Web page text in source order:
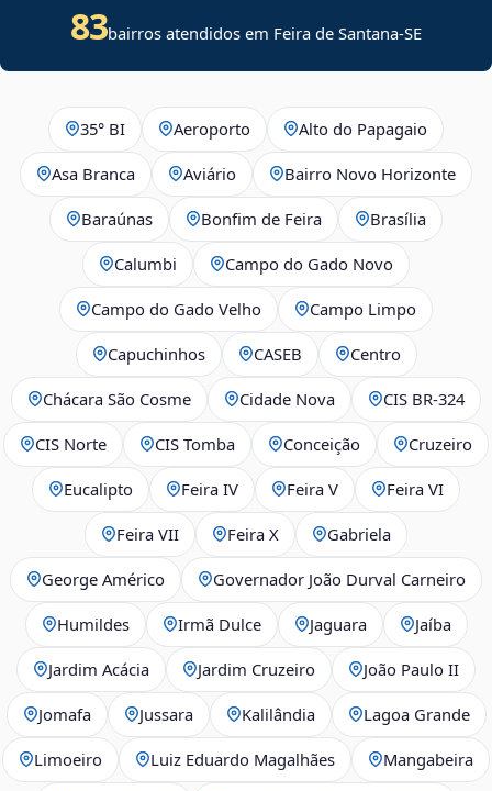
83bairros atendidos em Feira de Santana-SE
35° BI Aeroporto Alto do Papagaio
Asa Branca Aviário Bairro Novo Horizonte
Baraúnas Bonfim de Feira Brasília
Calumbi Campo do Gado Novo
Campo do Gado Velho Campo Limpo
Capuchinhos CASEB Centro
Chácara São Cosme Cidade Nova CIS BR‑324
CIS Norte CIS Tomba Conceição Cruzeiro
Eucalipto Feira IV Feira V Feira VI
Feira VII Feira X Gabriela
George Américo Governador João Durval Carneiro
Humildes Irmã Dulce Jaguara Jaíba
Jardim Acácia Jardim Cruzeiro João Paulo II
Jomafa Jussara Kalilândia Lagoa Grande
Limoeiro Luiz Eduardo Magalhães Mangabeira